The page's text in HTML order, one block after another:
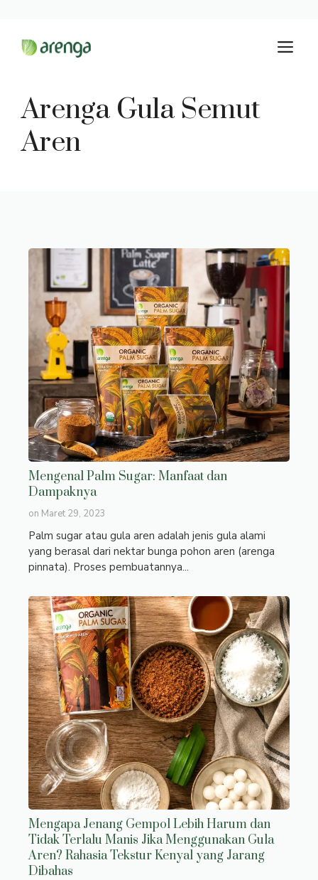
Arenga Gula Semut
Aren
Mengenal Palm Sugar: Manfaat dan
Dampaknya
on Maret 29, 2023
Palm sugar atau gula aren adalah jenis gula alami
yang berasal dari nektar bunga pohon aren (arenga
pinnata). Proses pembuatannya...
Mengapa Jenang Gempol Lebih Harum dan
Tidak Terlalu Manis Jika Menggunakan Gula
Aren? Rahasia Tekstur Kenyal yang Jarang
Dibahas